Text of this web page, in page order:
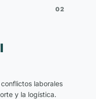
02
laborales
y la logística.